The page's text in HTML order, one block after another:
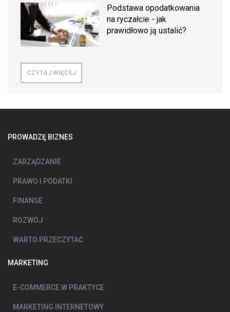
Podstawa opodatkowania
na ryczałcie - jak
prawidłowo ją ustalić?
CZYTAJ WIĘCEJ
PROWADZĘ BIZNES
ZARZĄDZANIE
PRAWO I PODATKI
FINANSE
ROZWÓJ
WARTO PRZECZYTAĆ
MARKETING
E-COMMERCE W PRAKTYCE
MARKETING INTERNETOWY